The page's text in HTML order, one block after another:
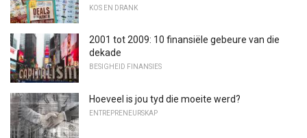
KOS EN DRANK
2001 tot 2009: 10 finansiële gebeure van die
dekade
BESIGHEID FINANSIES
Hoeveel is jou tyd die moeite werd?
ENTREPRENEURSKAP